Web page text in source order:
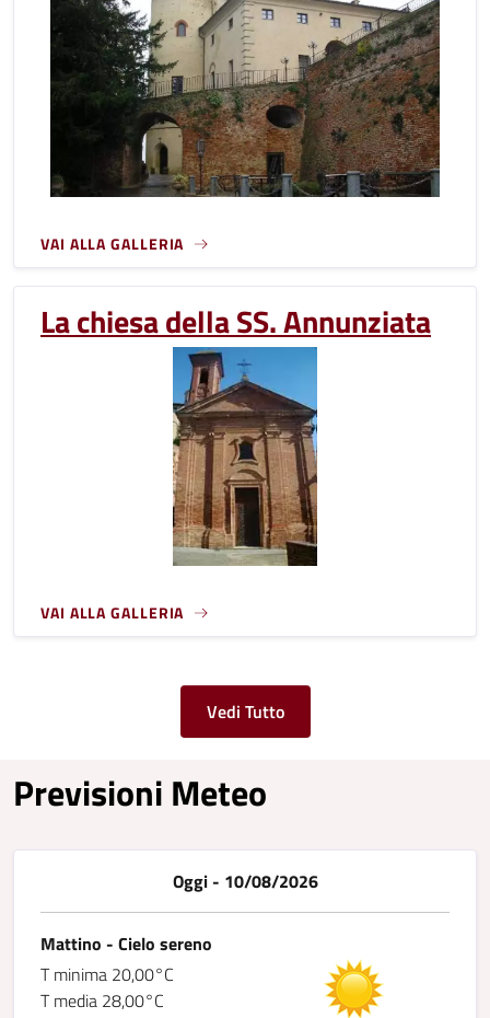
VAI ALLA GALLERIA
La chiesa della SS. Annunziata
VAI ALLA GALLERIA
Vedi Tutto
Previsioni Meteo
Oggi - 10/08/2026
Mattino - Cielo sereno
T minima 20,00°C
T media 28,00°C